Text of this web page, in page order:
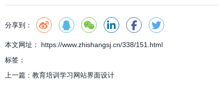
分享到：
本文网址： https://www.zhishangsj.cn/338/151.html
标签：
上一篇： 教育培训学习网站界面设计